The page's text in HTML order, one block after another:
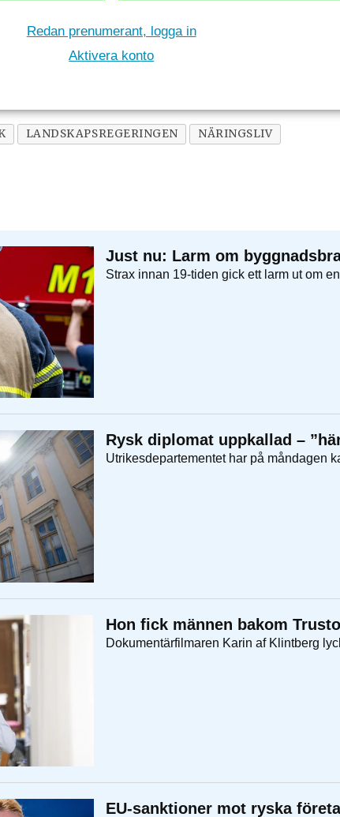
Redan prenumerant, logga in
Aktivera konto
LANDSKAPSREGERINGEN NÄRINGSLIV